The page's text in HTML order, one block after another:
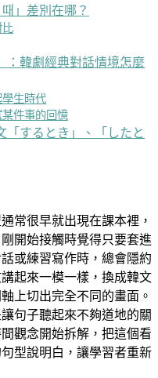
때」差別在哪？
比
：韓劇經典對話情境怎麼
生時代
件事的回憶
「するとき」、「したと
常很早就出現在課本裡，
開始接觸時覺得只要套進
或練習寫作時，總會隱約
起來一模一樣，換成韓文
上切出完全不同的畫面。
句子聽起來不夠道地的關
觀念開始拆解，把這個看
型說明白，讓學習者重新